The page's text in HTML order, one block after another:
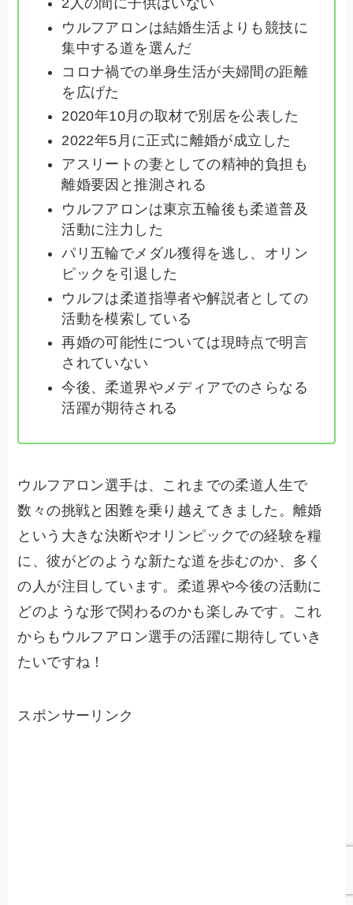
2人の間に子供はいない
ウルフアロンは結婚生活よりも競技に
集中する道を選んだ
コロナ禍での単身生活が夫婦間の距離
を広げた
2020年10月の取材で別居を公表した
2022年5月に正式に離婚が成立した
アスリートの妻としての精神的負担も
離婚要因と推測される
ウルフアロンは東京五輪後も柔道普及
活動に注力した
パリ五輪でメダル獲得を逃し、オリン
ピックを引退した
ウルフは柔道指導者や解説者としての
活動を模索している
再婚の可能性については現時点で明言
されていない
今後、柔道界やメディアでのさらなる
活躍が期待される
ウルフアロン選手は、これまでの柔道人生で
数々の挑戦と困難を乗り越えてきました。離婚
という大きな決断やオリンピックでの経験を糧
に、彼がどのような新たな道を歩むのか、多く
の人が注目しています。柔道界や今後の活動に
どのような形で関わるのかも楽しみです。これ
からもウルフアロン選手の活躍に期待していき
たいですね！
スポンサーリンク